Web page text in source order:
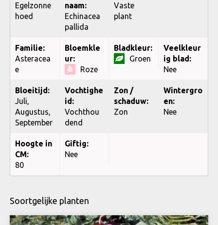
Egelzonne
hoed
naam:
Echinacea
pallida
Vaste
plant
Familie:
Asteracea
e
Bloemkle
ur:
Roze
Bladkleur:
Groen
Veelkleur
ig blad:
Nee
Bloeitijd:
Juli,
Augustus,
September
Vochtighe
id:
Vochthou
dend
Zon /
schaduw:
Zon
Wintergro
en:
Nee
Hoogte in
CM:
80
Giftig:
Nee
Soortgelijke planten